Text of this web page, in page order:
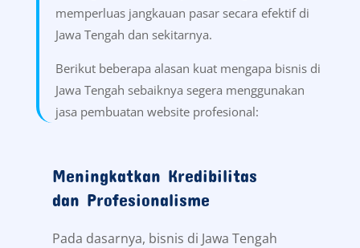
memperluas jangkauan pasar secara efektif di
Jawa Tengah dan sekitarnya.
Berikut beberapa alasan kuat mengapa bisnis di
Jawa Tengah sebaiknya segera menggunakan
jasa pembuatan website profesional:
Meningkatkan Kredibilitas
dan Profesionalisme
Pada dasarnya, bisnis di Jawa Tengah